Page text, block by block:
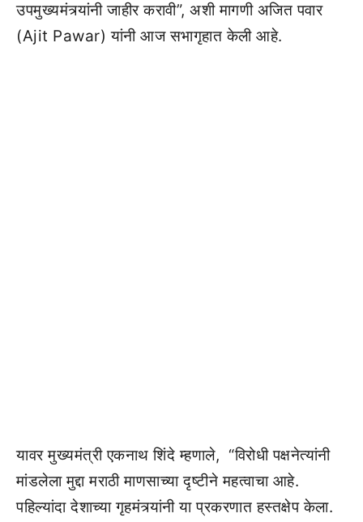
उपमुख्यमंत्र्यांनी जाहीर करावी”, अशी मागणी अजित पवार
(Ajit Pawar) यांनी आज सभागृहात केली आहे.
यावर मुख्यमंत्री एकनाथ शिंदे म्हणाले, “विरोधी पक्षनेत्यांनी
मांडलेला मुद्दा मराठी माणसाच्या दृष्टीने महत्वाचा आहे.
पहिल्यांदा देशाच्या गृहमंत्र्यांनी या प्रकरणात हस्तक्षेप केला.